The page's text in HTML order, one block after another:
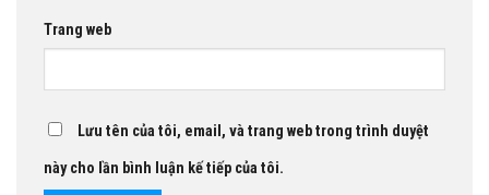
Trang web
Lưu tên của tôi, email, và trang web trong trình duyệt
này cho lần bình luận kế tiếp của tôi.